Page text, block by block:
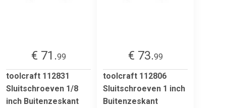
€ 71.99
toolcraft 112831
Sluitschroeven 1/8
inch Buitenzeskant
€ 73.99
toolcraft 112806
Sluitschroeven 1 inch
Buitenzeskant